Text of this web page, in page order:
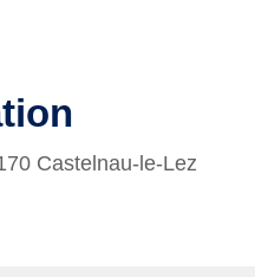
Castelnau-le-Lez